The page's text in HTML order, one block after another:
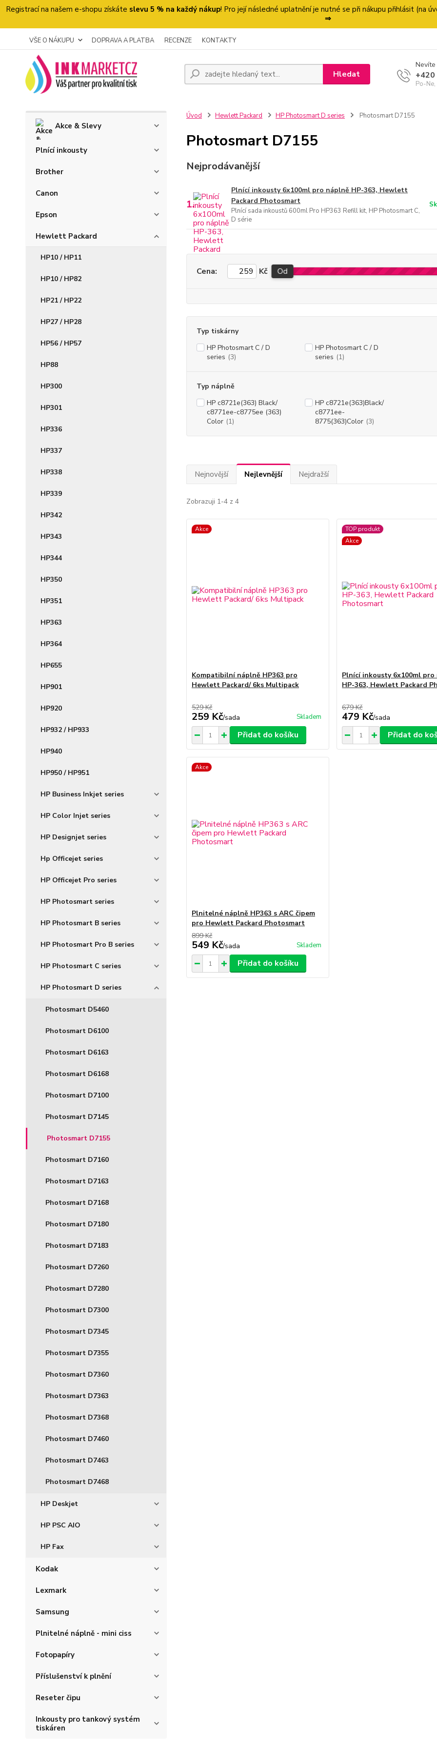
Registrací na našem e-shopu získáte slevu 5 % na každý nákup! Pro její následné uplatnění je nutné se při nákupu přihlásit (na
⇒
VŠE O NÁKUPU DOPRAVA A PLATBA RECENZE KONTAKTY
Hledat
Nevíte
Po-
Akce & Slevy
Plnící inkousty
Brother
Canon
Epson
Hewlett Packard
HP10 / HP11
HP10 / HP82
HP21 / HP22
HP27 / HP28
HP56 / HP57
HP88
HP300
HP301
HP336
HP337
HP338
HP339
HP342
HP343
HP344
HP350
HP351
HP363
HP364
HP655
HP901
HP920
HP932 / HP933
HP940
HP950 / HP951
HP Business Inkjet series
HP Color Injet series
HP Designjet series
Hp Officejet series
HP Officejet Pro series
HP Photosmart series
HP Photosmart B series
HP Photosmart Pro B series
HP Photosmart C series
HP Photosmart D series
Photosmart D5460
Photosmart D6100
Photosmart D6163
Photosmart D6168
Photosmart D7100
Photosmart D7145
Photosmart D7155
Photosmart D7160
Photosmart D7163
Photosmart D7168
Photosmart D7180
Photosmart D7183
Photosmart D7260
Photosmart D7280
Photosmart D7300
Photosmart D7345
Photosmart D7355
Photosmart D7360
Photosmart D7363
Photosmart D7368
Photosmart D7460
Photosmart D7463
Photosmart D7468
HP Deskjet
HP PSC AIO
HP Fax
Kodak
Lexmark
Samsung
Plnitelné náplně - mini ciss
Fotopapíry
Příslušenství k plnění
Reseter čipu
Inkousty pro tankový systém
tiskáren
Úvod Hewlett Packard HP Photosmart D series Photosmart D7155
Photosmart D7155
Nejprodávanější
1.
Plnící inkousty 6x100ml pro náplně HP-363, Hewlett
Packard Photosmart
Plnící sada inkoustů 600ml Pro HP363 Refill kit, HP Photosmart C,
D série
Cena: Kč Od
Typ tiskárny
HP Photosmart C / D
series (3)
HP Photosmart C / D
series (1)
Typ náplně
HP c8721e(363) Black/
c8771ee-c8775ee (363)
Color (1)
HP c8721e(363)Black/
c8771ee-
8775(363)Color (3)
Nejnovější Nejlevnější Nejdražší
Zobrazuji 1-4 z 4
Akce
Kompatibilní náplně HP363 pro
Hewlett Packard/ 6ks Multipack
529 Kč
259 Kč/sada Skladem
Přidat do košíku
TOP produkt
Akce
Plnící inkousty 6x100ml pro
HP-363, Hewlett Packard
679 Kč
479 Kč/sada
Přidat do
Akce
Plnitelné náplně HP363 s ARC čipem
pro Hewlett Packard Photosmart
899 Kč
549 Kč/sada Skladem
Přidat do košíku